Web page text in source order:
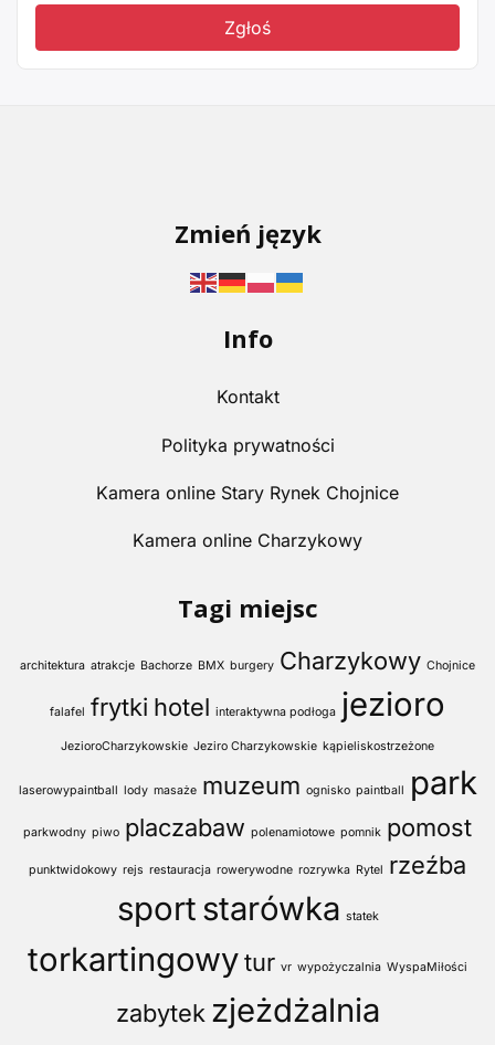
Zgłoś
Zmień język
Info
Kontakt
Polityka prywatności
Kamera online Stary Rynek Chojnice
Kamera online Charzykowy
Tagi miejsc
architektura atrakcje Bachorze BMX burgery Charzykowy Chojnice
falafel frytki hotel interaktywna podłoga jezioro
JezioroCharzykowskie Jeziro Charzykowskie kąpieliskostrzeżone
laserowypaintball lody masaże muzeum ognisko paintball park
parkwodny piwo placzabaw polenamiotowe pomnik pomost
punktwidokowy rejs restauracja rowerywodne rozrywka Rytel rzeźba
sport starówka statek
torkartingowytur vr wypożyczalnia WyspaMiłości
zabytek zjeżdżalnia